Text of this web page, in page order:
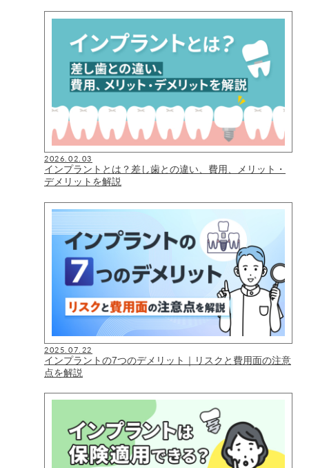
2026.02.03
インプラントとは？差し歯との違い、費用、メリット・
デメリットを解説
2025.07.22
インプラントの7つのデメリット｜リスクと費用面の注意
点を解説